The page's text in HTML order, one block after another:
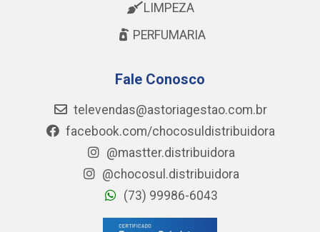
LIMPEZA
PERFUMARIA
Fale Conosco
televendas@astoriagestao.com.br
facebook.com/chocosuldistribuidora
@mastter.distribuidora
@chocosul.distribuidora
(73) 99986-6043